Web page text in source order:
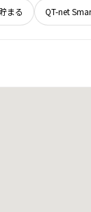
まる QT-net